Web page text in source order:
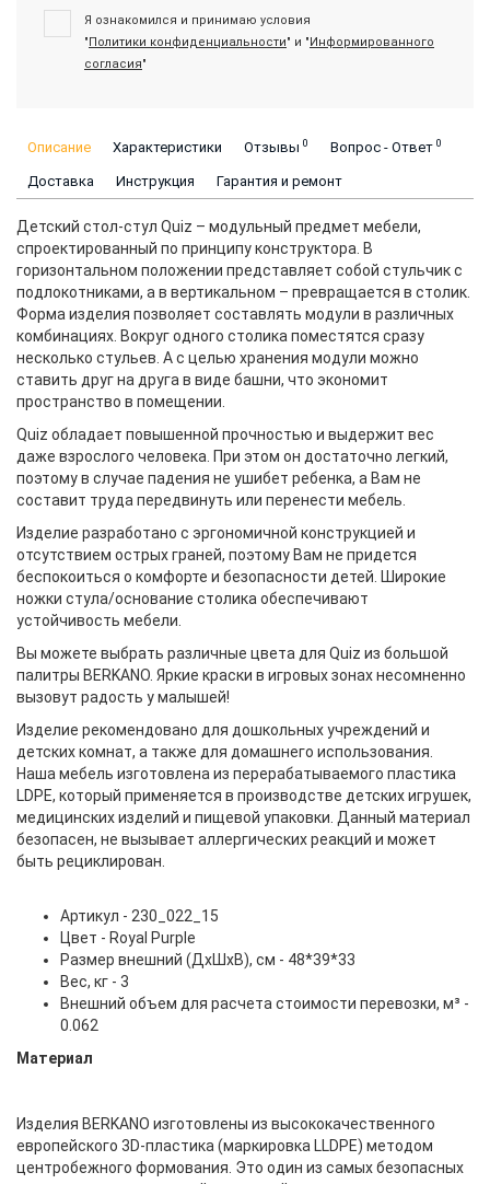
Я ознакомился и принимаю условия
"Политики конфиденциальности" и "Информированного
согласия"
Описание Характеристики Отзывы 0 Вопрос - Ответ 0
Доставка Инструкция Гарантия и ремонт
Детский стол-стул Quiz – модульный предмет мебели,
спроектированный по принципу конструктора. В
горизонтальном положении представляет собой стульчик с
подлокотниками, а в вертикальном – превращается в столик.
Форма изделия позволяет составлять модули в различных
комбинациях. Вокруг одного столика поместятся сразу
несколько стульев. А с целью хранения модули можно
ставить друг на друга в виде башни, что экономит
пространство в помещении.
Quiz обладает повышенной прочностью и выдержит вес
даже взрослого человека. При этом он достаточно легкий,
поэтому в случае падения не ушибет ребенка, а Вам не
составит труда передвинуть или перенести мебель.
Изделие разработано с эргономичной конструкцией и
отсутствием острых граней, поэтому Вам не придется
беспокоиться о комфорте и безопасности детей. Широкие
ножки стула/основание столика обеспечивают
устойчивость мебели.
Вы можете выбрать различные цвета для Quiz из большой
палитры BERKANO. Яркие краски в игровых зонах несомненно
вызовут радость у малышей!
Изделие рекомендовано для дошкольных учреждений и
детских комнат, а также для домашнего использования.
Наша мебель изготовлена из перерабатываемого пластика
LDPE, который применяется в производстве детских игрушек,
медицинских изделий и пищевой упаковки. Данный материал
безопасен, не вызывает аллергических реакций и может
быть рециклирован.
Артикул - 230_022_15
Цвет - Royal Purple
Размер внешний (ДхШхВ), см - 48*39*33
Вес, кг - 3
Внешний объем для расчета стоимости перевозки, м³ -
0.062
Материал
Изделия BERKANO изготовлены из высококачественного
европейского 3D-пластика (маркировка LLDPE) методом
центробежного формования. Это один из самых безопасных